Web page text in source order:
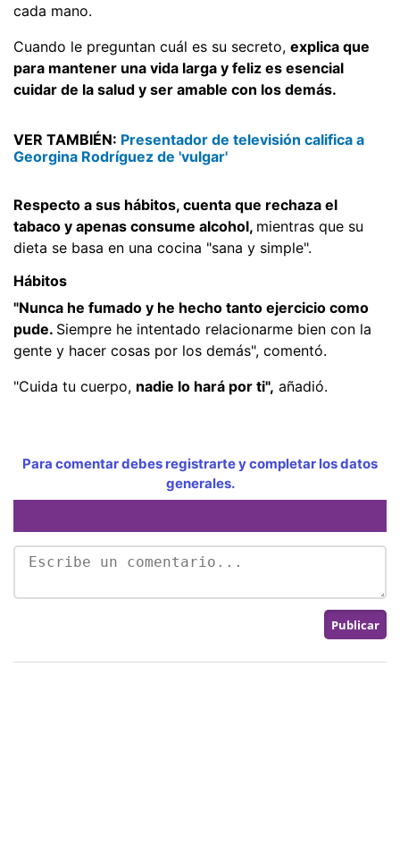
cada mano.
Cuando le preguntan cuál es su secreto, explica que
para mantener una vida larga y feliz es esencial
cuidar de la salud y ser amable con los demás.
VER TAMBIÉN: Presentador de televisión califica a
Georgina Rodríguez de 'vulgar'
Respecto a sus hábitos, cuenta que rechaza el
tabaco y apenas consume alcohol, mientras que su
dieta se basa en una cocina "sana y simple".
Hábitos
"Nunca he fumado y he hecho tanto ejercicio como
pude. Siempre he intentado relacionarme bien con la
gente y hacer cosas por los demás", comentó.
"Cuida tu cuerpo, nadie lo hará por ti", añadió.
Para comentar debes registrarte y completar los datos
generales.